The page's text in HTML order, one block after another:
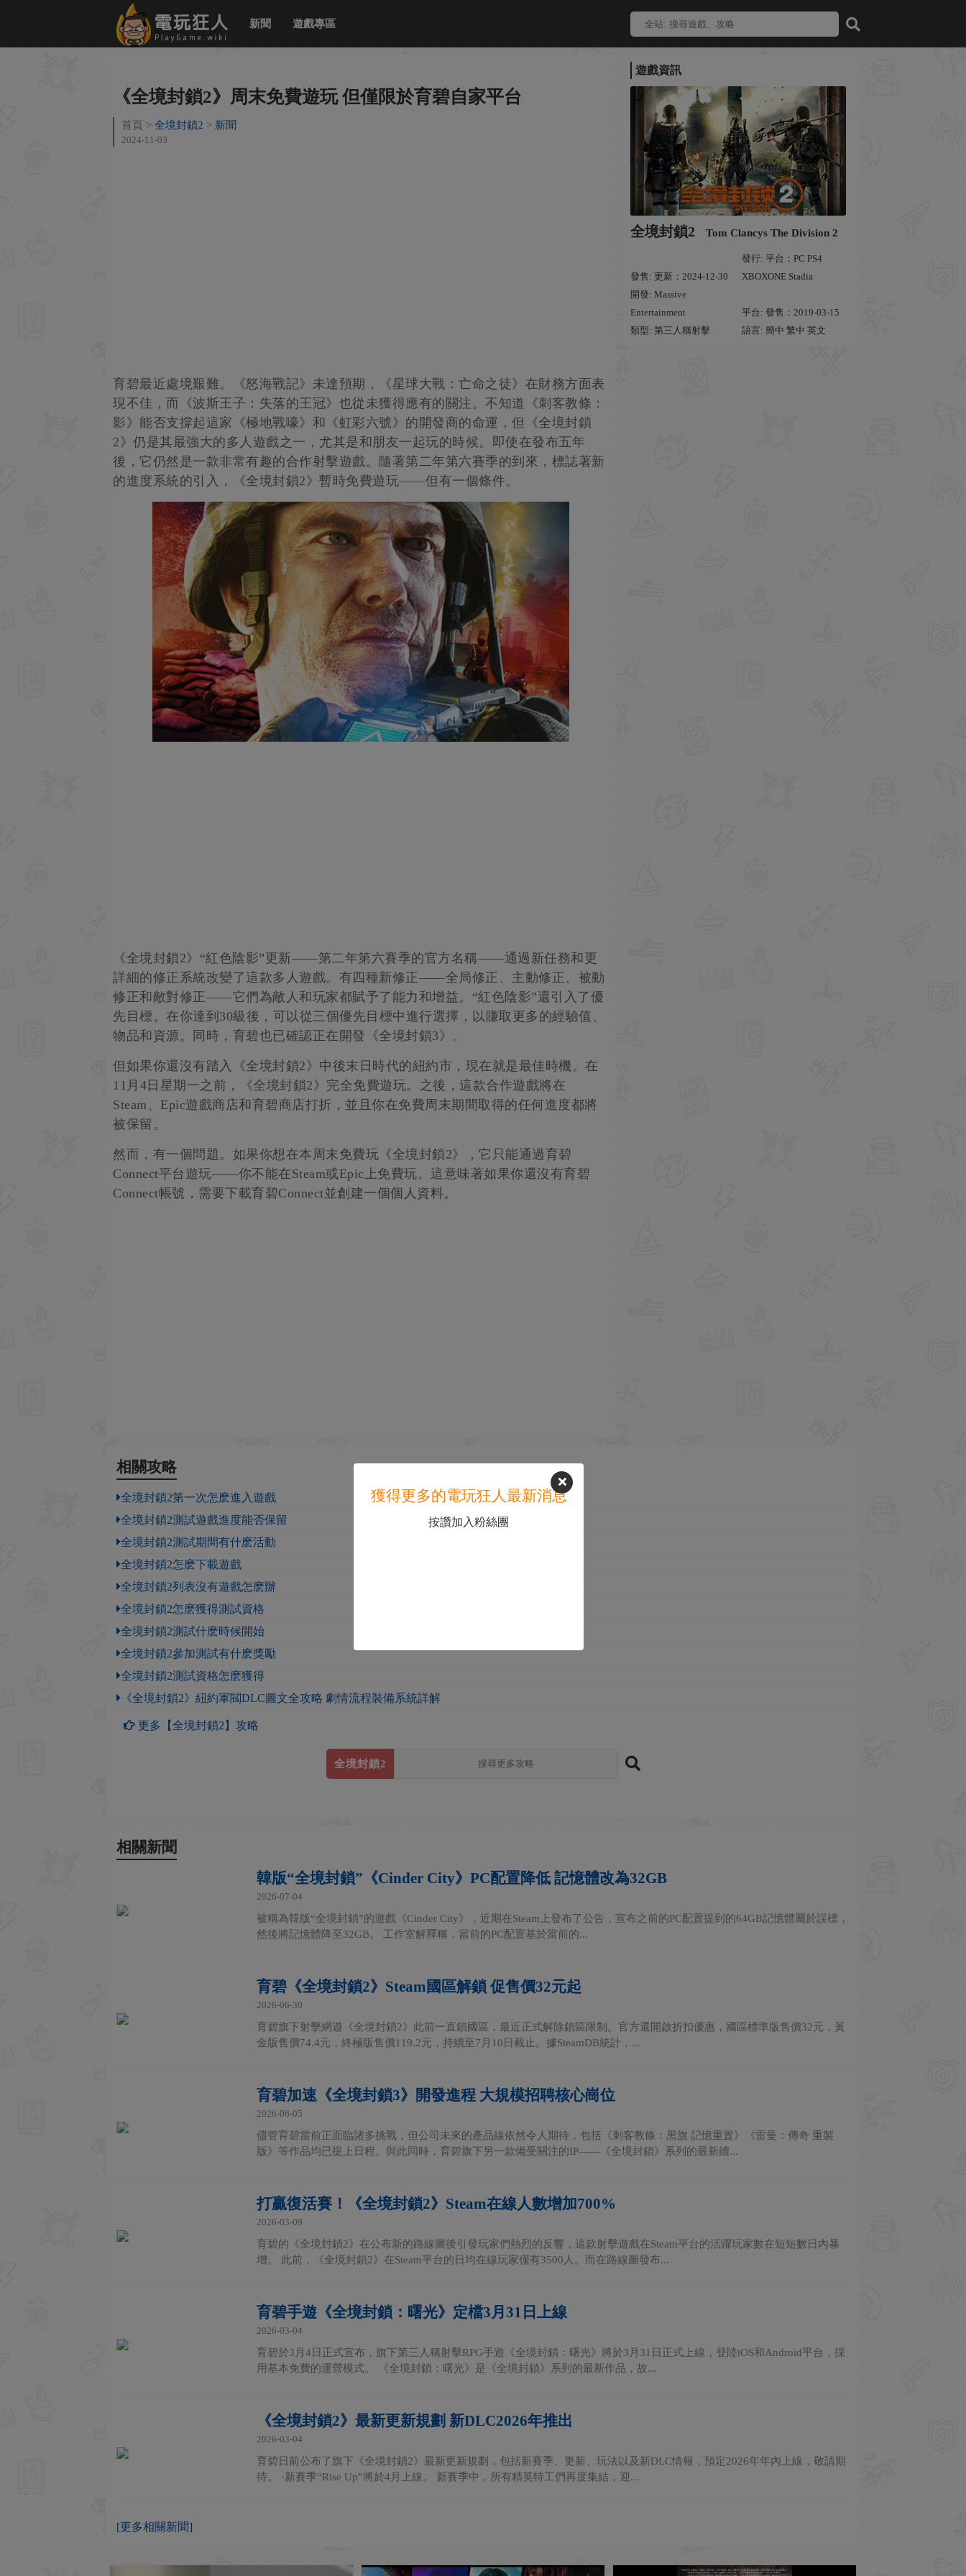
新聞 遊戲專區
遊戲資訊
全境封鎖2 Tom Clancys The Division 2
發售: 更新：2024-12-30
發行: 平台：PC PS4
XBOXONE Stadia
開發: Massive
Entertainment
平台: 發售：2019-03-15
類型: 第三人稱射擊
語言: 簡中 繁中 英文
《全境封鎖2》周末免費遊玩 但僅限於育碧自家平台
首頁 全境封鎖2 新聞
2024-11-03
育碧最近處境艱難。《怒海戰記》未達預期，《星球大戰：亡命之徒》在財務方面表
現不佳，而《波斯王子：失落的王冠》也從未獲得應有的關注。不知道《刺客教條：
影》能否支撐起這家《極地戰嚎》和《虹彩六號》的開發商的命運，但《全境封鎖
2》仍是其最強大的多人遊戲之一，尤其是和朋友一起玩的時候。即使在發布五年
後，它仍然是一款非常有趣的合作射擊遊戲。隨著第二年第六賽季的到來，標誌著新
的進度系統的引入，《全境封鎖2》暫時免費遊玩——但有一個條件。
《全境封鎖2》“紅色陰影”更新——第二年第六賽季的官方名稱——通過新任務和更
詳細的修正系統改變了這款多人遊戲。有四種新修正——全局修正、主動修正、被動
修正和敵對修正——它們為敵人和玩家都賦予了能力和增益。“紅色陰影”還引入了優
先目標。在你達到30級後，可以從三個優先目標中進行選擇，以賺取更多的經驗值、
物品和資源。同時，育碧也已確認正在開發《全境封鎖3》。
但如果你還沒有踏入《全境封鎖2》中後末日時代的紐約市，現在就是最佳時機。在
11月4日星期一之前，《全境封鎖2》完全免費遊玩。之後，這款合作遊戲將在
Steam、Epic遊戲商店和育碧商店打折，並且你在免費周末期間取得的任何進度都將
被保留。
然而，有一個問題。如果你想在本周末免費玩《全境封鎖2》，它只能通過育碧
Connect平台遊玩——你不能在Steam或Epic上免費玩。這意味著如果你還沒有育碧
Connect帳號，需要下載育碧Connect並創建一個個人資料。
相關攻略
全境封鎖2第一次怎麽進入遊戲
全境封鎖2測試遊戲進度能否保留
全境封鎖2測試期間有什麽活動
全境封鎖2怎麽下載遊戲
全境封鎖2列表沒有遊戲怎麽辦
全境封鎖2怎麽獲得測試資格
全境封鎖2測試什麽時候開始
全境封鎖2參加測試有什麽獎勵
全境封鎖2測試資格怎麽獲得
《全境封鎖2》紐約軍閥DLC圖文全攻略 劇情流程裝備系統詳解
更多【全境封鎖2】攻略
全境封鎖2
相關新聞
韓版“全境封鎖”《Cinder City》PC配置降低 記憶體改為32GB
2026-07-04
被稱為韓版“全境封鎖”的遊戲《Cinder City》，近期在Steam上發布了公告，宣布之前的PC配置提到的64GB記憶體屬於誤標，
然後將記憶體降至32GB。 工作室解釋稱，當前的PC配置基於當前的...
育碧《全境封鎖2》Steam國區解鎖 促售價32元起
2026-06-30
育碧旗下射擊網遊《全境封鎖2》此前一直鎖國區，最近正式解除鎖區限制。官方還開啟折扣優惠，國區標準版售價32元，黃
金版售價74.4元，終極版售價119.2元，持續至7月10日截止。據SteamDB統計，...
育碧加速《全境封鎖3》開發進程 大規模招聘核心崗位
2026-06-05
儘管育碧當前正面臨諸多挑戰，但公司未來的產品線依然令人期待，包括《刺客教條：黑旗 記憶重置》《雷曼：傳奇 重製
版》等作品均已提上日程。與此同時，育碧旗下另一款備受關注的IP——《全境封鎖》系列的最新續...
打贏復活賽！《全境封鎖2》Steam在線人數增加700%
2026-03-09
育碧的《全境封鎖2》在公布新的路線圖後引發玩家們熱烈的反響，這款射擊遊戲在Steam平台的活躍玩家數在短短數日內暴
增。 此前，《全境封鎖2》在Steam平台的日均在線玩家僅有3500人。而在路線圖發布...
育碧手遊《全境封鎖：曙光》定檔3月31日上線
2026-03-04
育碧於3月4日正式宣布，旗下第三人稱射擊RPG手遊《全境封鎖：曙光》將於3月31日正式上線，登陸iOS和Android平台，採
用基本免費的運營模式。 《全境封鎖：曙光》是《全境封鎖》系列的最新作品，故...
《全境封鎖2》最新更新規劃 新DLC2026年推出
2026-03-04
育碧日前公布了旗下《全境封鎖2》最新更新規劃，包括新賽季、更新、玩法以及新DLC情報，預定2026年年內上線，敬請期
待。 ·新賽季“Rise Up”將於4月上線。 新賽季中，所有精英特工們再度集結，迎...
[更多相關新聞]
獲得更多的電玩狂人最新消息
按讚加入粉絲團